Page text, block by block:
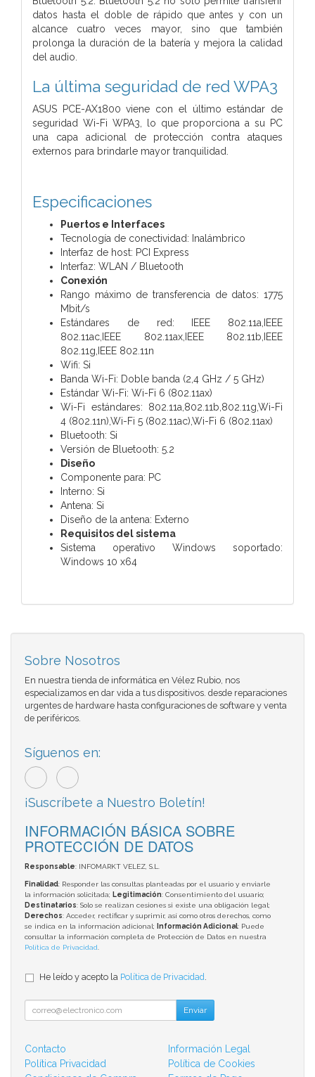
datos hasta el doble de rápido que antes y con un
alcance cuatro veces mayor, sino que también
prolonga la duración de la batería y mejora la calidad
del audio.
La última seguridad de red WPA3
ASUS PCE-AX1800 viene con el último estándar de
seguridad Wi-Fi WPA3, lo que proporciona a su PC
una capa adicional de protección contra ataques
externos para brindarle mayor tranquilidad.
Especificaciones
Puertos e Interfaces
Tecnología de conectividad: Inalámbrico
Interfaz de host: PCI Express
Interfaz: WLAN / Bluetooth
Conexión
Rango máximo de transferencia de datos: 1775
Mbit/s
Estándares de red: IEEE 802.11a,IEEE
802.11ac,IEEE 802.11ax,IEEE 802.11b,IEEE
802.11g,IEEE 802.11n
Wifi: Si
Banda Wi-Fi: Doble banda (2,4 GHz / 5 GHz)
Estándar Wi-Fi: Wi-Fi 6 (802.11ax)
Wi-Fi estándares: 802.11a,802.11b,802.11g,Wi-Fi
4 (802.11n),Wi-Fi 5 (802.11ac),Wi-Fi 6 (802.11ax)
Bluetooth: Si
Versión de Bluetooth: 5.2
Diseño
Componente para: PC
Interno: Si
Antena: Si
Diseño de la antena: Externo
Requisitos del sistema
Sistema operativo Windows soportado:
Windows 10 x64
Sobre Nosotros
En nuestra tienda de informática en Vélez Rubio, nos
especializamos en dar vida a tus dispositivos. desde reparaciones
urgentes de hardware hasta configuraciones de software y venta
de periféricos.
Síguenos en:
¡Suscríbete a Nuestro Boletín!
INFORMACIÓN BÁSICA SOBRE
PROTECCIÓN DE DATOS
Responsable: INFOMARKT VELEZ, S.L.
Finalidad: Responder las consultas planteadas por el usuario y enviarle
la información solicitada; Legitimación: Consentimiento del usuario;
Destinatarios: Solo se realizan cesiones si existe una obligación legal;
Derechos: Acceder, rectificar y suprimir, así como otros derechos, como
se indica en la información adicional;
Información Adicional: Puede
consultar la información completa de Protección de Datos en nuestra
Política de Privacidad
He leído y acepto la Política de Privacidad
Enviar
Contacto
Información Legal
Política Privacidad
Política de Cookies